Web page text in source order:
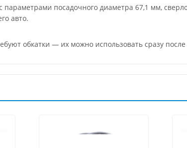
параметрами посадочного диаметра 67,1 мм,
авто.
обкатки — их можно использовать сразу после